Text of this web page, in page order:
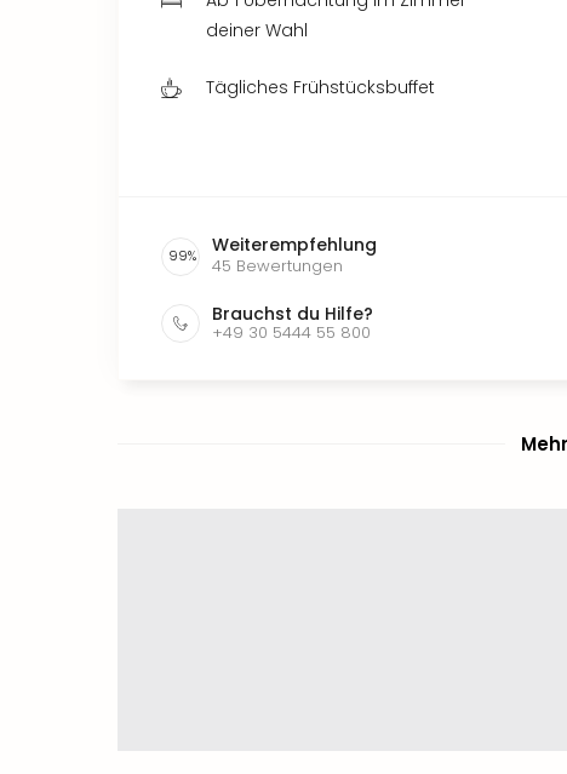
deiner Wahl
Tägliches Frühstücksbuffet
99% Weiterempfehlung
45 Bewertungen
Brauchst du Hilfe?
+49 30 5444 55 800